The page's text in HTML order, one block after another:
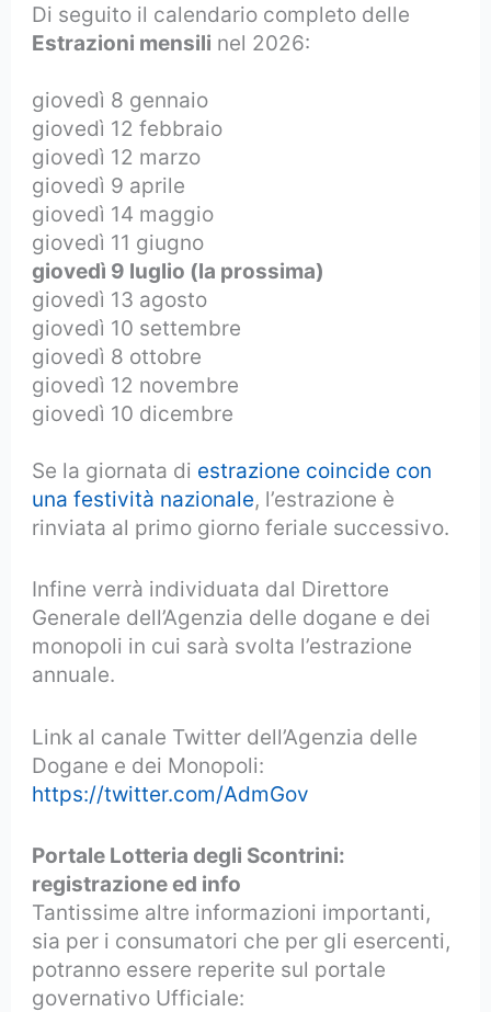
Di seguito il calendario completo delle
Estrazioni mensili nel 2026:
giovedì 8 gennaio
giovedì 12 febbraio
giovedì 12 marzo
giovedì 9 aprile
giovedì 14 maggio
giovedì 11 giugno
giovedì 9 luglio (la prossima)
giovedì 13 agosto
giovedì 10 settembre
giovedì 8 ottobre
giovedì 12 novembre
giovedì 10 dicembre
Se la giornata di estrazione coincide con
una festività nazionale, l’estrazione è
rinviata al primo giorno feriale successivo.
Infine verrà individuata dal Direttore
Generale dell’Agenzia delle dogane e dei
monopoli in cui sarà svolta l’estrazione
annuale.
Link al canale Twitter dell’Agenzia delle
Dogane e dei Monopoli:
https://twitter.com/AdmGov
Portale Lotteria degli Scontrini:
registrazione ed info
Tantissime altre informazioni importanti,
sia per i consumatori che per gli esercenti,
potranno essere reperite sul portale
governativo Ufficiale: